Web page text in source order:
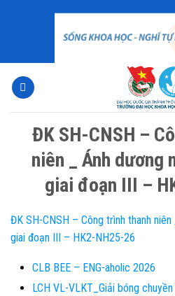
ĐK SH-CNSH –
niên _ Ánh dương
giai đoạn III –
ĐK SH-CNSH – Công trình thanh niên
giai đoạn III – HK2-NH25-26
CLB BEE – ENG-aholic 2026
LCH VL-VLKT_Giải bóng